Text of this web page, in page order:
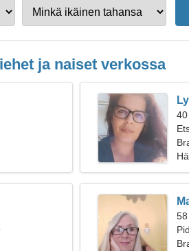
ja naiset verkossa